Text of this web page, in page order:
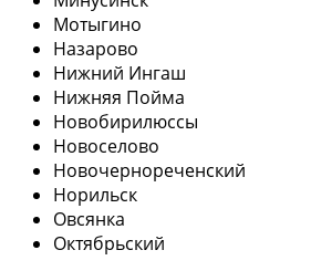
Мотыгино
Назарово
Нижний Ингаш
Нижняя Пойма
Новобирилюссы
Новоселово
Новочернореченский
Норильск
Овсянка
Октябрьский